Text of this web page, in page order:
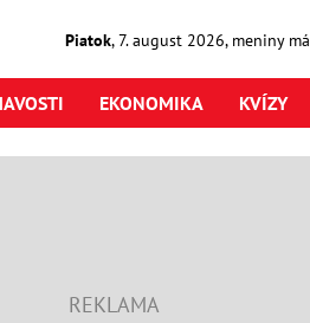
Piatok,7. august2026, meniny má
EKONOMIKA KVÍZY